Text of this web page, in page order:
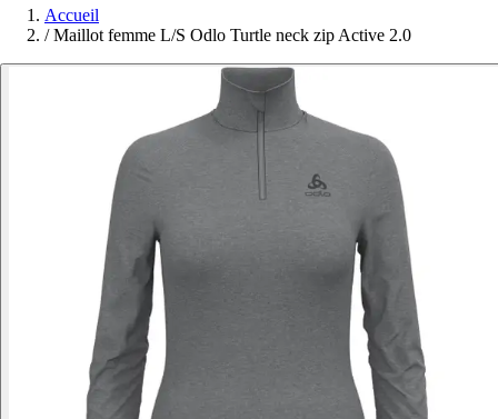
Accueil
/ Maillot femme L/S Odlo Turtle neck zip Active 2.0